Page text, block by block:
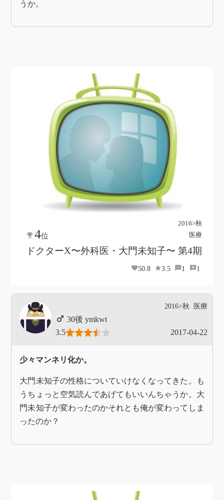
うか。
2016>秋
医療
4位
ドクターX〜外科医・大門未知子〜 第4期
50.8 3.5 1 1
2016>秋 医療
ymkwt
3.5
2017-04-22
少々マンネリ化か。
大門未知子の性格についていけなくなってきた。も
うちょっと空気読んであげてもいいんちゃうか。大
門未知子が変わったのかそれとも俺が変わってしま
ったのか？